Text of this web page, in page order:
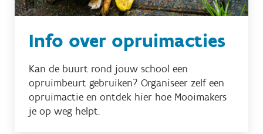
Info over opruimacties
Kan de buurt rond jouw school een
opruimbeurt gebruiken? Organiseer zelf een
opruimactie en ontdek hier hoe Mooimakers
je op weg helpt.